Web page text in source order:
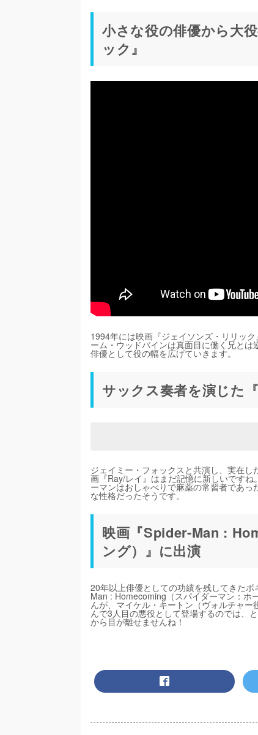
小さな役の俳優から大
ック』
1994年には映画『ジェイソンズ・リリッ
ーム・ウッドバインは真面目に働く兄と
俳優として役の幅を広げていきます。
サックス奏者を演じた
ジェイミー・フォックスと共演し、実在
画『Ray/レイ』はまだ記憶に新しいです
ーマンはおしゃべりで麻薬の常習者であ
な性格だったそうです。
映画『Spider-Man :
ング）』に出演
20年以上俳優としての功績を残してきた
Man : Homecoming（スパイダーマン：ホ
んが、マイケル・キートン（ヴォルチャ
んで3人目の悪役として登場するのでは、
から目が離せませんね！